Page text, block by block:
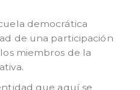
democrática
de una participación
miembros de la
que aquí se